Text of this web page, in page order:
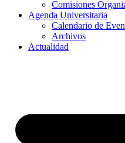
Comisiones
Agenda Universitaria
Calendario de
Archivos
Actualidad